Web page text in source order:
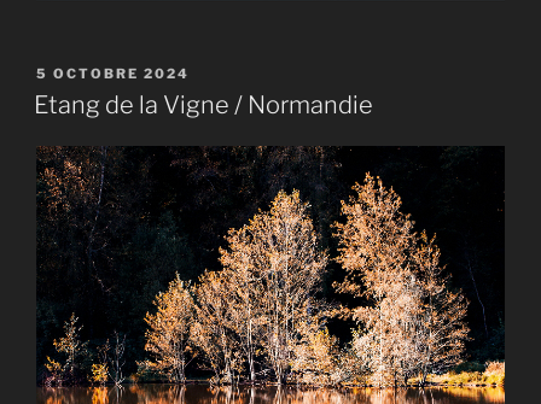
PUBLIÉ
LE
5 OCTOBRE 2024
Etang de la Vigne / Normandie